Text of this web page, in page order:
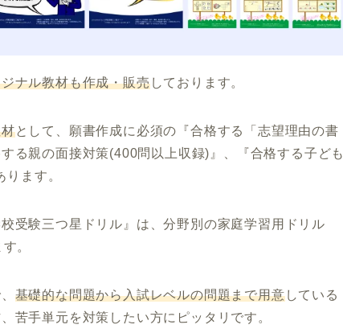
ナル教材も作成・販売しております。
として、 願書作成に必須の『合格する「志望理由の書
る親の面接対策(400問以上収録)』 、
『合格する子ども
ります。
受験三つ星ドリル』 は、分野別の家庭学習用ドリル
。
基礎的な問題から入試レベルの問題まで用意している
苦手単元を対策したい方にピッタリです。